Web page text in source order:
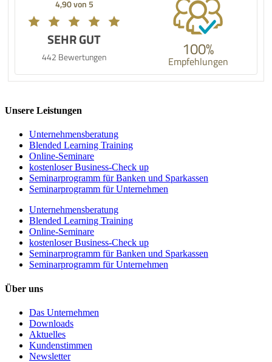
4,90 von 5
SEHR GUT
442 Bewertungen 100%
Empfehlungen
Unsere Leistungen
Unternehmens­beratung
Blended Learning Training
Online-Seminare
kostenloser Business-Check up
Seminarprogramm für Banken und Sparkassen
Seminarprogramm für Unternehmen
Unternehmens­beratung
Blended Learning Training
Online-Seminare
kostenloser Business-Check up
Seminarprogramm für Banken und Sparkassen
Seminarprogramm für Unternehmen
Über uns
Das Unternehmen
Downloads
Aktuelles
Kundenstimmen
Newsletter